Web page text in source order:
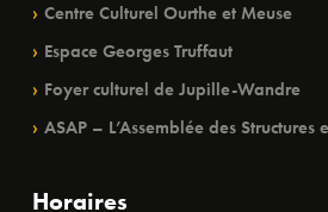
Centre Culturel Ourthe et Meuse
Espace Georges Truffaut
Foyer culturel de Jupille-Wandre
ASAP – L’Assemblée des Structures
Horaires